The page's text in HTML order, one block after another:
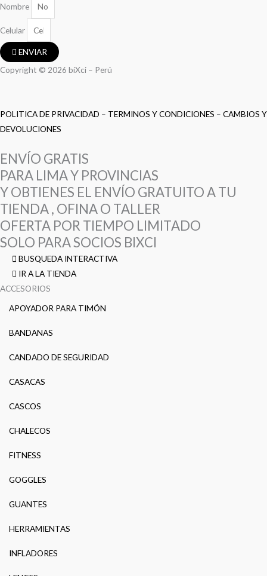
Nombre
Celular
ENVIAR
Copyright © 2026 biXci – Perú
POLITICA DE PRIVACIDAD – TERMINOS Y CONDICIONES – CAMBIOS Y
DEVOLUCIONES
ENVÍO GRATIS
PARA LIMA Y PROVINCIAS
Y OBTIENES EL ENVÍO GRATUITO A TU
TIENDA , OFINA O TALLER
OFERTA POR TIEMPO LIMITADO
SOLO PARA SOCIOS BIXCI
BUSQUEDA INTERACTIVA
IR A LA TIENDA
ACCESORIOS
APOYADOR PARA TIMÓN
BANDANAS
CANDADO DE SEGURIDAD
CASACAS
CASCOS
CHALECOS
FITNESS
GOGGLES
GUANTES
HERRAMIENTAS
INFLADORES